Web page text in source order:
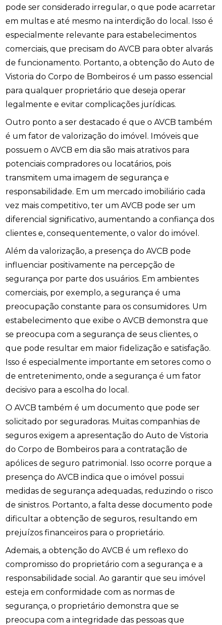
pode ser considerado irregular, o que pode acarretar
em multas e até mesmo na interdição do local. Isso é
especialmente relevante para estabelecimentos
comerciais, que precisam do AVCB para obter alvarás
de funcionamento. Portanto, a obtenção do Auto de
Vistoria do Corpo de Bombeiros é um passo essencial
para qualquer proprietário que deseja operar
legalmente e evitar complicações jurídicas.
Outro ponto a ser destacado é que o AVCB também
é um fator de valorização do imóvel. Imóveis que
possuem o AVCB em dia são mais atrativos para
potenciais compradores ou locatários, pois
transmitem uma imagem de segurança e
responsabilidade. Em um mercado imobiliário cada
vez mais competitivo, ter um AVCB pode ser um
diferencial significativo, aumentando a confiança dos
clientes e, consequentemente, o valor do imóvel.
Além da valorização, a presença do AVCB pode
influenciar positivamente na percepção de
segurança por parte dos usuários. Em ambientes
comerciais, por exemplo, a segurança é uma
preocupação constante para os consumidores. Um
estabelecimento que exibe o AVCB demonstra que
se preocupa com a segurança de seus clientes, o
que pode resultar em maior fidelização e satisfação.
Isso é especialmente importante em setores como o
de entretenimento, onde a segurança é um fator
decisivo para a escolha do local.
O AVCB também é um documento que pode ser
solicitado por seguradoras. Muitas companhias de
seguros exigem a apresentação do Auto de Vistoria
do Corpo de Bombeiros para a contratação de
apólices de seguro patrimonial. Isso ocorre porque a
presença do AVCB indica que o imóvel possui
medidas de segurança adequadas, reduzindo o risco
de sinistros. Portanto, a falta desse documento pode
dificultar a obtenção de seguros, resultando em
prejuízos financeiros para o proprietário.
Ademais, a obtenção do AVCB é um reflexo do
compromisso do proprietário com a segurança e a
responsabilidade social. Ao garantir que seu imóvel
esteja em conformidade com as normas de
segurança, o proprietário demonstra que se
preocupa com a integridade das pessoas que